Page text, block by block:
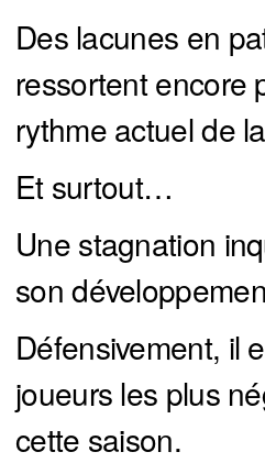
Des lacunes en
ressortent encore
rythme actuel de
Et surtout…
Une stagnation
son
Défensivement, il
joueurs les plus
cette saison.